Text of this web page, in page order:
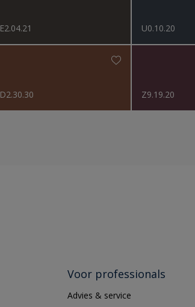
E2.04.21 U0.10.20
D2.30.30 Z9.19.20
Voor professionals
Advies & service